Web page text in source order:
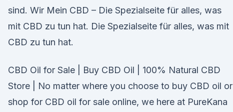
sind. Wir Mein CBD – Die Spezialseite für alles, was
mit CBD zu tun hat. Die Spezialseite für alles, was mit
CBD zu tun hat.
CBD Oil for Sale | Buy CBD Oil | 100% Natural CBD
Store | No matter where you choose to buy CBD oil or
shop for CBD oil for sale online, we here at PureKana